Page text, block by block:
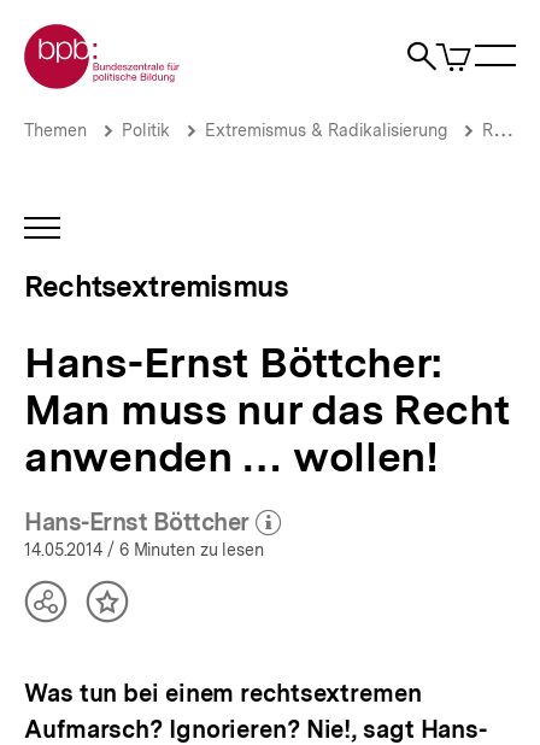
zum
Seiteninhalt
springen
Zur Startseite der bpb
Suche
Artikel
im
Hans-
muss
nur
Recht
wollen!
Rechtsextremismus
bpb.de
Brotkrümelnavigation
Pfadnavigation
Themen Politik Extremismus & Radikalisierung Rechtsextremismus
INHALTSNAVIGATION
Rechtsextremismus
Hans-Ernst Böttcher:
Man muss nur das Recht
anwenden … wollen!
Hans-Ernst Böttcher
(Mehr zum Autor)
öffnen
14.05.2014 / 6 Minuten zu lesen
TeilenInhalt
Was tun bei einem rechtsextremen
Aufmarsch? Ignorieren? Nie!, sagt Hans-